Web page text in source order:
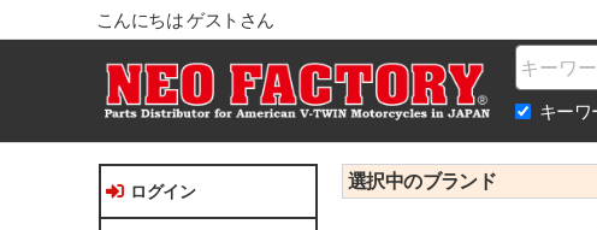
こんにちは ゲストさん
Name
キーワ
ログイン 選択中のブランド